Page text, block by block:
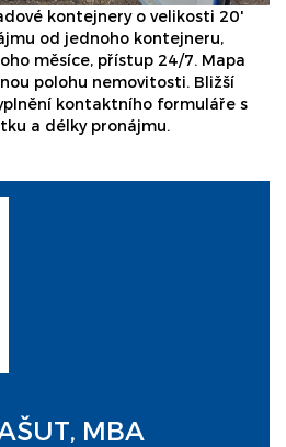
kontejnery o velikosti 20'
od jednoho kontejneru,
měsíce, přístup 24/7. Mapa
polohu nemovitosti. Bližší
kontaktního formuláře s
a délky pronájmu.
MBA